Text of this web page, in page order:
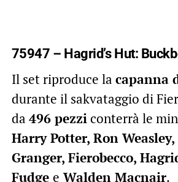
75947 – Hagrid’s Hut:
Il set riproduce la capanna
durante il sakvataggio di
da 496 pezziconterrà le
Harry Potter, Ron
Granger, Fierobecco,
Fudge e Walden Macnair.